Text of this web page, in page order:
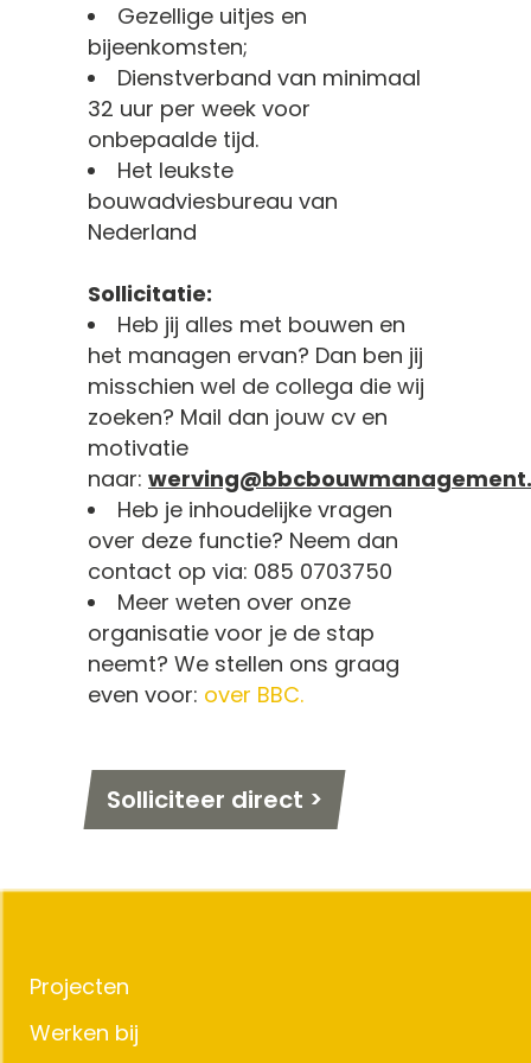
Gezellige uitjes en
bijeenkomsten;
Dienstverband van minimaal
32 uur per week voor
onbepaalde tijd.
Het leukste
bouwadviesbureau van
Nederland
Sollicitatie:
Heb jij alles met bouwen en
het managen ervan? Dan ben jij
misschien wel de collega die wij
zoeken? Mail dan jouw cv en
motivatie
naar:
Heb je inhoudelijke vragen
over deze functie? Neem dan
contact op via: 085 0703750
Meer weten over onze
organisatie voor je de stap
neemt? We stellen ons graag
even voor: over BBC.
Solliciteer direct >
Projecten
Werken bij